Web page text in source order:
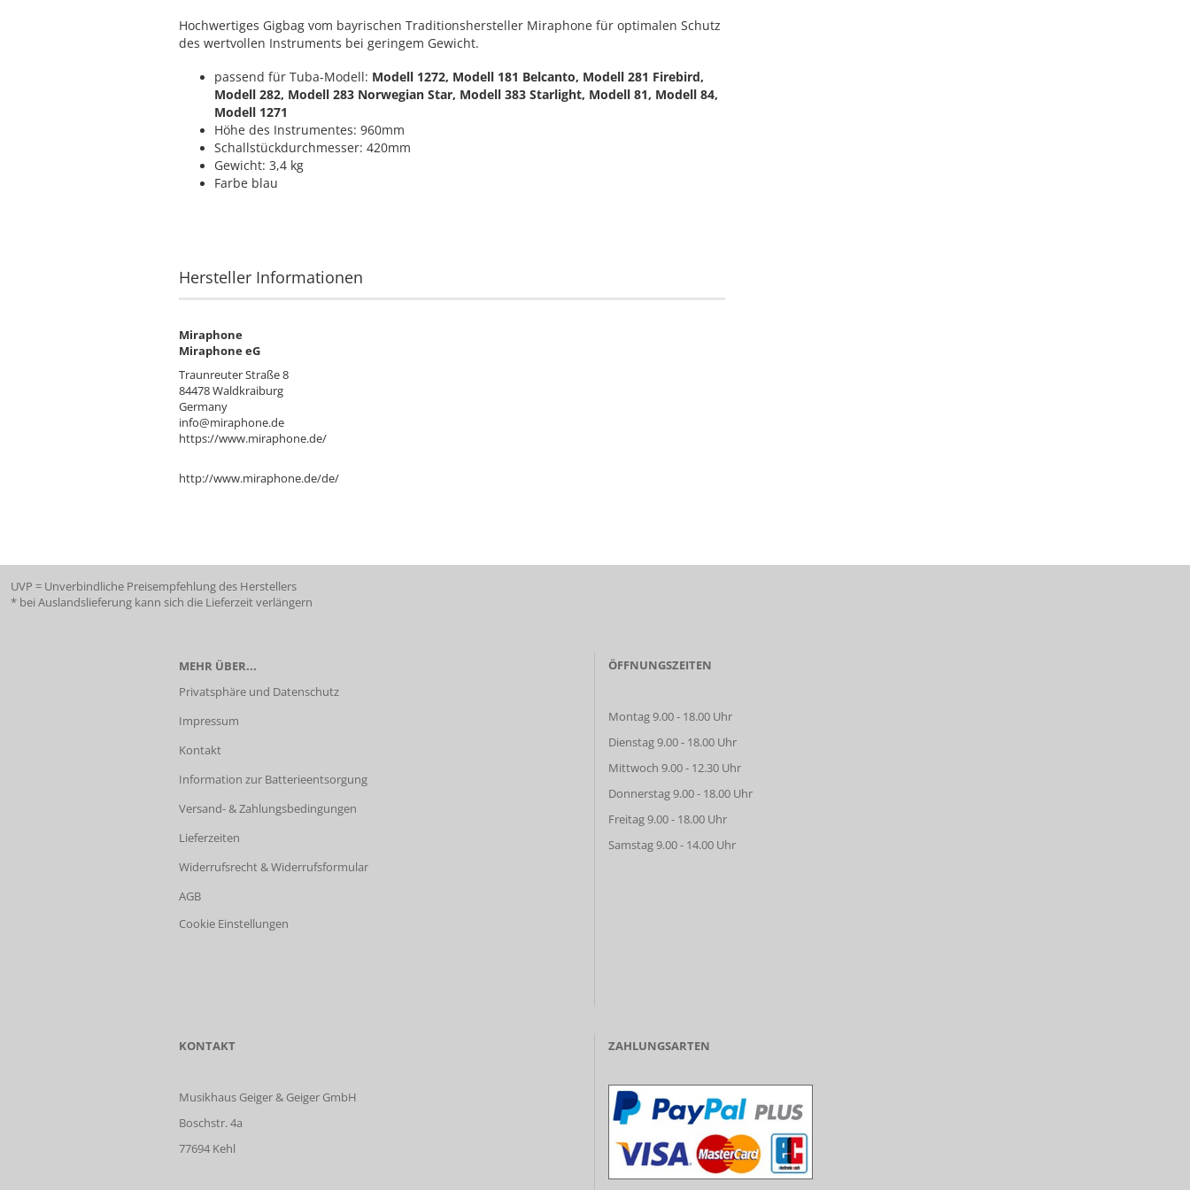
Hochwertiges Gigbag vom bayrischen Traditionshersteller Miraphone für optimalen Schutz
des wertvollen Instruments bei geringem Gewicht.
passend für Tuba-Modell: Modell 1272, Modell 181 Belcanto, Modell 281 Firebird,
Modell 282, Modell 283 Norwegian Star, Modell 383 Starlight, Modell 81, Modell 84,
Modell 1271
Höhe des Instrumentes: 960mm
Schallstückdurchmesser: 420mm
Gewicht: 3,4 kg
Farbe blau
Hersteller Informationen
Miraphone
Miraphone eG
Traunreuter Straße 8
84478 Waldkraiburg
Germany
info@miraphone.de
https://www.miraphone.de/
http://www.miraphone.de/de/
UVP = Unverbindliche Preisempfehlung des Herstellers
* bei Auslandslieferung kann sich die Lieferzeit verlängern
MEHR ÜBER...
Privatsphäre und Datenschutz
Impressum
Kontakt
Information zur Batterieentsorgung
Versand- & Zahlungsbedingungen
Lieferzeiten
Widerrufsrecht & Widerrufsformular
AGB
Cookie Einstellungen
ÖFFNUNGSZEITEN
Montag 9.00 - 18.00 Uhr
Dienstag 9.00 - 18.00 Uhr
Mittwoch 9.00 - 12.30 Uhr
Donnerstag 9.00 - 18.00 Uhr
Freitag 9.00 - 18.00 Uhr
Samstag 9.00 - 14.00 Uhr
KONTAKT
Musikhaus Geiger & Geiger GmbH
Boschstr. 4a
77694 Kehl
ZAHLUNGSARTEN